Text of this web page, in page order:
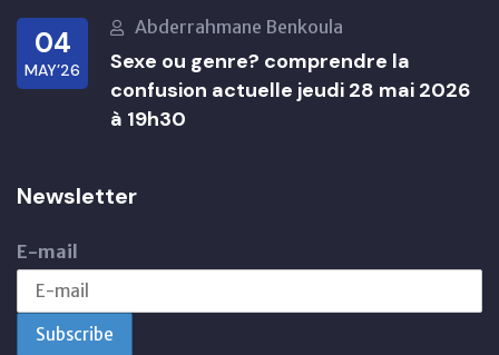
04
MAY’26
Abderrahmane Benkoula
Sexe ou genre? comprendre la
confusion actuelle jeudi 28 mai 2026
à 19h30
Newsletter
E-mail